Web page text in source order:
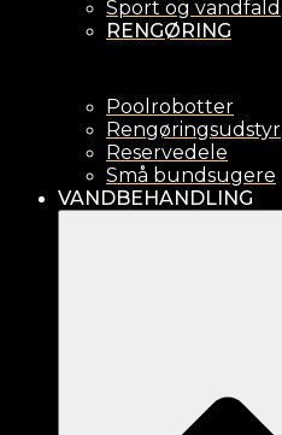
Sport og vandfald
RENGØRING
Poolrobotter
Rengøringsudstyr
Reservedele
Små bundsugere
VANDBEHANDLING